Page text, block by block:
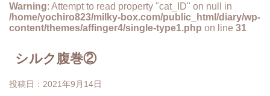
Warning: Attempt to read property "cat_ID" on null in
/home/yochiro823/milky-box.com/public_html/diary/wp-
content/themes/affinger4/single-type1.php on line 31
シルク腹巻②
投稿日： 2021年9月14日